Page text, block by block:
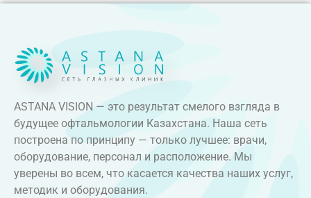
ASTANA VISION — это результат смелого взгляда в
будущее офтальмологии Казахстана. Наша сеть
построена по принципу — только лучшее: врачи,
оборудование, персонал и расположение. Мы
уверены во всем, что касается качества наших услуг,
методик и оборудования.